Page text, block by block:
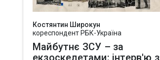
Костянтин Широкун
кореспондент РБК-Україна
Майбутнє ЗСУ – за
екзоскелетами: інтерв'ю з